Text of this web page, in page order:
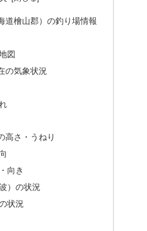
道檜山郡）の釣り場情報
図
の気象状況
高さ・うねり
向き
）の状況
状況